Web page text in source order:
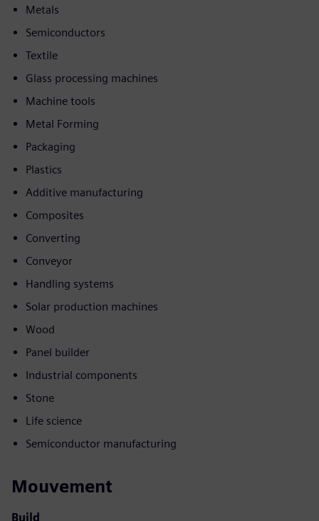
Metals
Semiconductors
Textile
Glass processing machines
Machine tools
Metal Forming
Packaging
Plastics
Additive manufacturing
Composites
Converting
Conveyor
Handling systems
Solar production machines
Wood
Panel builder
Industrial components
Stone
Life science
Semiconductor manufacturing
Mouvement
Build